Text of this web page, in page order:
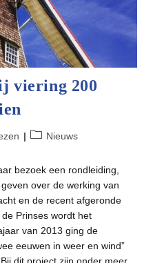
viering 200
Berichtcategorie:
Nieuws
bezoek een rondleiding,
over de werking van
en de recent afgeronde
Prinses wordt het
van 2013 ging de
eeuwen in weer en wind”